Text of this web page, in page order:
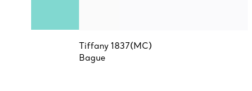
Tiffany 1837(MC)
Bague